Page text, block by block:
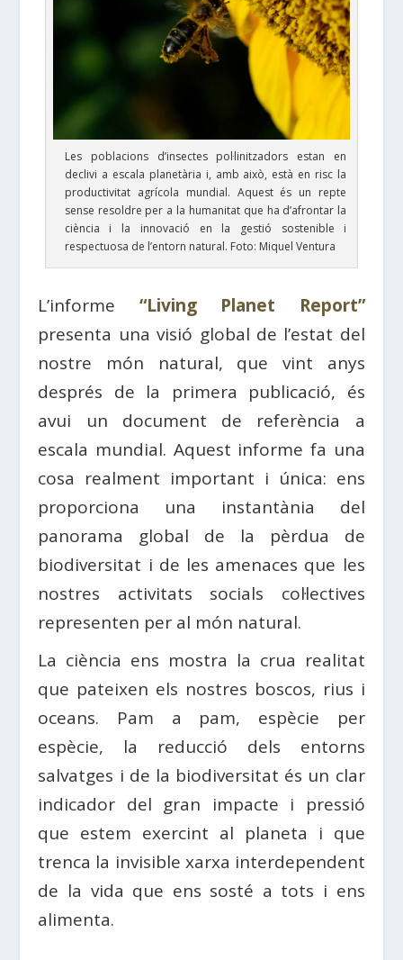
Les poblacions d’insectes pol·linitzadors estan en
declivi a escala planetària i, amb això, està en risc la
productivitat agrícola mundial. Aquest és un repte
sense resoldre per a la humanitat que ha d’afrontar la
ciència i la innovació en la gestió sostenible i
respectuosa de l’entorn natural. Foto: Miquel Ventura
L’informe “Living Planet Report”
presenta una visió global de l’estat del
nostre món natural, que vint anys
després de la primera publicació, és
avui un document de referència a
escala mundial. Aquest informe fa una
cosa realment important i única: ens
proporciona una instantània del
panorama global de la pèrdua de
biodiversitat i de les amenaces que les
nostres activitats socials col·lectives
representen per al món natural.
La ciència ens mostra la crua realitat
que pateixen els nostres boscos, rius i
oceans. Pam a pam, espècie per
espècie, la reducció dels entorns
salvatges i de la biodiversitat és un clar
indicador del gran impacte i pressió
que estem exercint al planeta i que
trenca la invisible xarxa interdependent
de la vida que ens sosté a tots i ens
alimenta.